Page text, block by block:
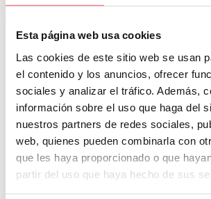
Esta página web usa cookies
Las cookies de este sitio web se usan
el contenido y los anuncios, ofrecer
sociales y analizar el tráfico. Además,
información sobre el uso que haga del
nuestros partners de redes sociales,
web, quienes pueden combinarla con
que les haya proporcionado o que
partir del uso que haya hecho de sus
0
Por San Mar Trucos y consejos
31 Ene:¿Cómo elegir cortinas para
techos altos?
Los techos altos son un elemento
de grandeza y sofisticación a cualquier